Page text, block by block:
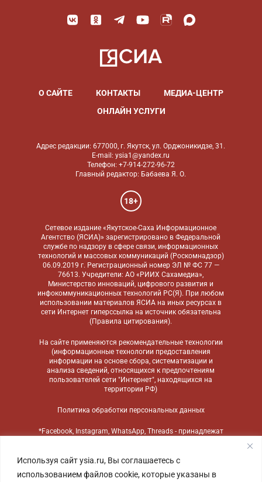
Используя сайт ysia.ru, Вы соглашаетесь с
использованием файлов cookie, которые указаны в
О САЙТЕ КОНТАКТЫ
МЕДИА-ЦЕНТР
ОНЛАЙН УСЛУГИ
Адрес редакции: 677000, г. Якутск, ул. Орджоникидзе, 31.
E-mail: ysia1@yandex.ru
Телефон: +7-914-272-96-72
Главный редактор: Бабаева Я. О.
18+
Сетевое издание «Якутское-Саха Информационное
Агентство (ЯСИА)» зарегистрировано в Федеральной
службе по надзору в сфере связи, информационных
технологий и массовых коммуникаций (Роскомнадзор)
06.09.2019 г. Регистрационный номер ЭЛ № ФС 77 —
76613. Учредители: АО «РИИХ Сахамедиа»,
Министерство инноваций, цифрового развития и
инфокоммуникационных технологий РС(Я). При любом
использовании материалов ЯСИА на иных ресурсах в
сети Интернет гиперссылка на источник обязательна
(Правила цитирования).
На сайте применяются рекомендательные технологии
(информационные технологии предоставления
информации на основе сбора, систематизации и
анализа сведений, относящихся к предпочтениям
пользователей сети "Интернет", находящихся на
территории РФ)
Политика обработки персональных данных
*Facebook, Instagram, WhatsApp, Threads - принадлежат